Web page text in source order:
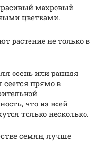
махровый
цветками.
растение не только в
осень или ранняя
сеется прямо в
что из всей
только несколько.
семян, лучше